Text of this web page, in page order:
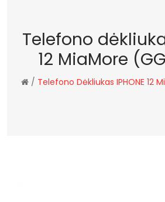
Telefono
12 MiaMore
/ Telefono Dėkliukas IPHONE 12